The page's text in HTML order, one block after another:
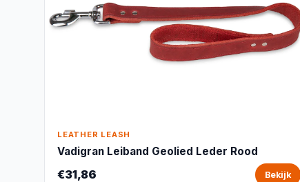
LEATHER LEASH
Vadigran Leiband Geolied Leder Rood
€31,86 Bekijk